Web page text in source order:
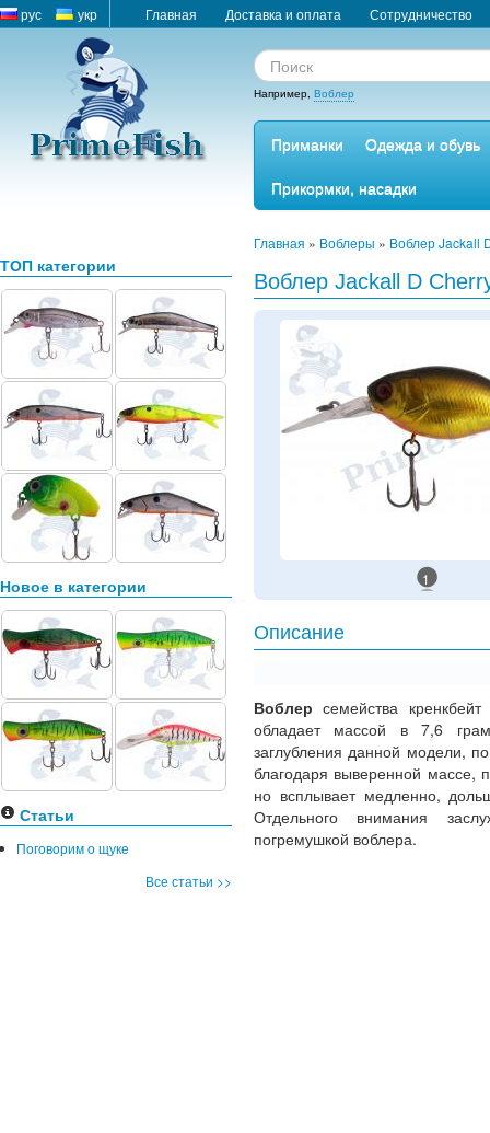
рус укр Главная Доставка и оплата Сотрудничество
Например, Воблер
Приманки
Одежда и обувь
Прикормки, насадки
ТОП категории
Новое в категории
Статьи
Поговорим о щуке
Все статьи >>
Главная » Воблеры » Воблер Jackall
Воблер Jackall D
1
Описание
Воблер семейства
обладает массой в 7,6
заглубления данной модели,
благодаря выверенной массе,
но всплывает медленно,
Отдельного внимания
погремушкой воблера.